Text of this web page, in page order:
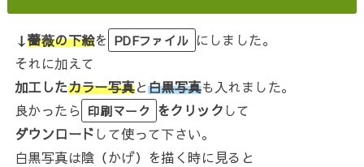
↓薔薇の下絵を PDFファイル にしました。
それに加えて
加工したカラー写真と白黒写真も入れました。
良かったら 印刷マーク をクリック して
ダウンロード して使って下さい。
白黒写真は陰（かげ）を描く時に見ると